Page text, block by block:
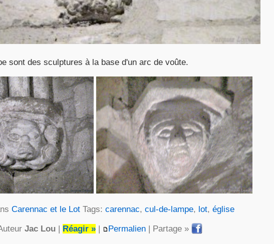
sont des sculptures à la base d'un arc de voûte.
Carennac et le Lot Tags:carennac,cul-de-lampe, lot,église
Jac Lou | Réagir » | Permalien | Partage »